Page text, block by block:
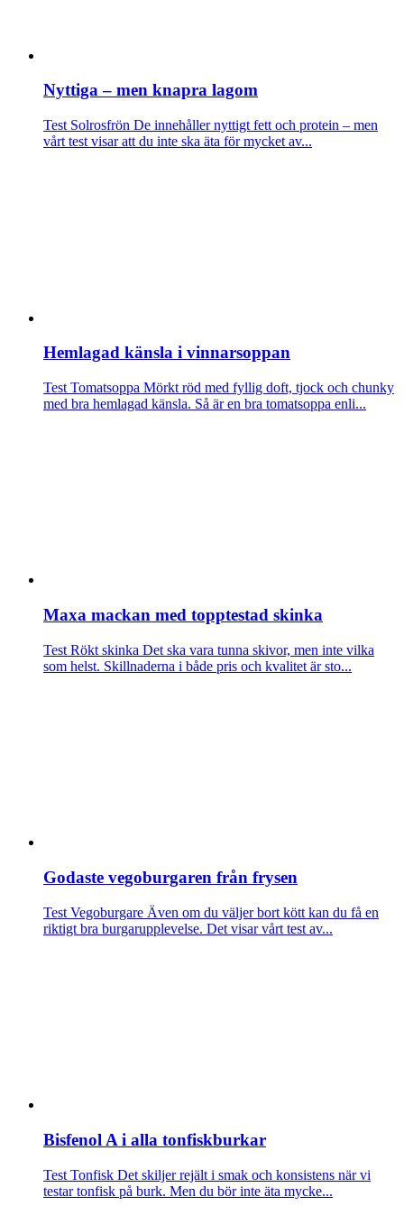
Nyttiga – men knapra lagom
Test Solrosfrön De innehåller nyttigt fett och protein – men
vårt test visar att du inte ska äta för mycket av...
Hemlagad känsla i vinnarsoppan
Test Tomatsoppa Mörkt röd med fyllig doft, tjock och chunky
med bra hemlagad känsla. Så är en bra tomatsoppa enli...
Maxa mackan med topptestad skinka
Test Rökt skinka Det ska vara tunna skivor, men inte vilka
som helst. Skillnaderna i både pris och kvalitet är sto...
Godaste vegoburgaren från frysen
Test Vegoburgare Även om du väljer bort kött kan du få en
riktigt bra burgarupplevelse. Det visar vårt test av...
Bisfenol A i alla tonfiskburkar
Test Tonfisk Det skiljer rejält i smak och konsistens när vi
testar tonfisk på burk. Men du bör inte äta mycke...